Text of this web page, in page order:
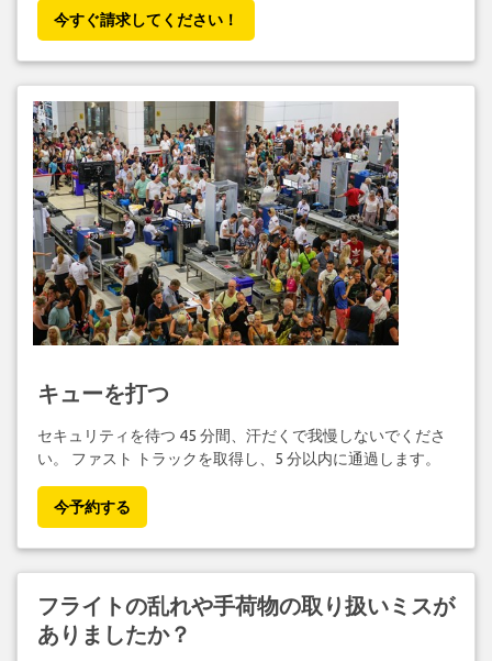
今すぐ請求してください！
キューを打つ
セキュリティを待つ 45 分間、汗だくで我慢しないでくださ
い。 ファスト トラックを取得し、5 分以内に通過します。
今予約する
フライトの乱れや手荷物の取り扱いミスが
ありましたか？